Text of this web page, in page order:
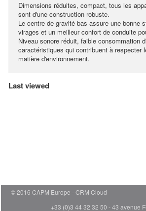
Dimensions réduites, compact, tous les
sont d'une construction robuste.
Le centre de gravité bas assure une bonne
virages et un meilleur confort de conduite
Niveau sonore réduit, faible consommation
caractéristiques qui contribuent à respecter
matière d'environnement.
Last viewed
© 2016 CAPM Europe
CRM Cloud
+33 (0)3 44 32 32 50 - 43 avenue